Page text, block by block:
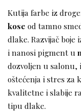
Kutija farbe iz
kose od tamno
dlake. Razvijač
i nanosi pigment u
dozvoljen u salonu,
oštećenja i stres za
kvalitetne i slabije
tipu dlake.